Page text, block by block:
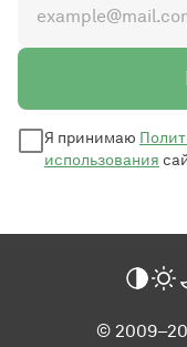
Я принимаю
использования
©